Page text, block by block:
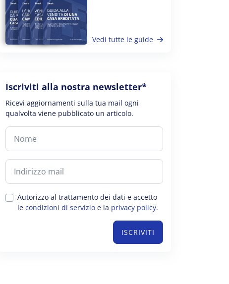
Vedi tutte le guide
Iscriviti alla nostra newsletter*
Ricevi aggiornamenti sulla tua mail ogni
qualvolta viene pubblicato un articolo.
Autorizzo al trattamento dei dati e accetto
le condizioni di servizio e la privacy policy.
ISCRIVITI